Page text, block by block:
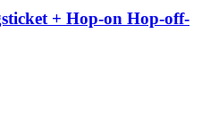
+ Hop-on Hop-off-